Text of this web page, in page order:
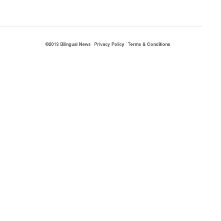
©2013 Bilingual News Privacy Policy Terms & Conditions